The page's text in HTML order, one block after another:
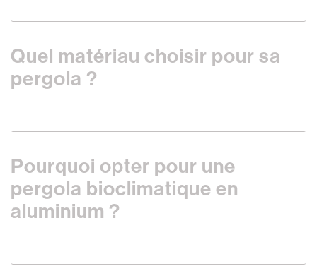
Quel matériau choisir pour sa
pergola ?
Pourquoi opter pour une
pergola bioclimatique en
aluminium ?